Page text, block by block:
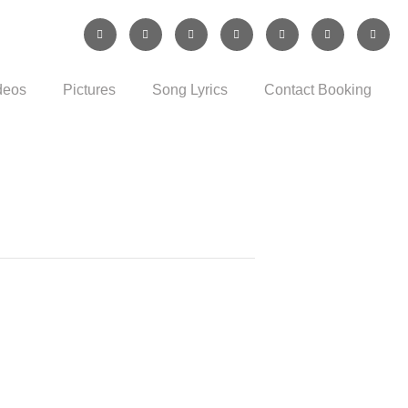
Pictures Song Lyrics Contact Booking